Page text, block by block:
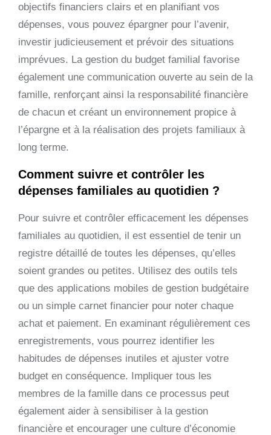
objectifs financiers clairs et en planifiant vos
dépenses, vous pouvez épargner pour l’avenir,
investir judicieusement et prévoir des situations
imprévues. La gestion du budget familial favorise
également une communication ouverte au sein de la
famille, renforçant ainsi la responsabilité financière
de chacun et créant un environnement propice à
l’épargne et à la réalisation des projets familiaux à
long terme.
Comment suivre et contrôler les
dépenses familiales au quotidien ?
Pour suivre et contrôler efficacement les dépenses
familiales au quotidien, il est essentiel de tenir un
registre détaillé de toutes les dépenses, qu’elles
soient grandes ou petites. Utilisez des outils tels
que des applications mobiles de gestion budgétaire
ou un simple carnet financier pour noter chaque
achat et paiement. En examinant régulièrement ces
enregistrements, vous pourrez identifier les
habitudes de dépenses inutiles et ajuster votre
budget en conséquence. Impliquer tous les
membres de la famille dans ce processus peut
également aider à sensibiliser à la gestion
financière et encourager une culture d’économie